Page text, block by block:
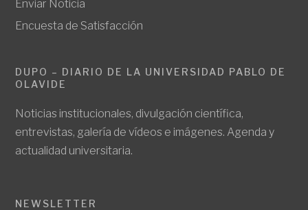
Enviar Noticia
Encuesta de Satisfacción
DUPO – DIARIO DE LA UNIVERSIDAD PABLO DE
OLAVIDE
Noticias institucionales, divulgación científica,
entrevistas, galería de vídeos e imágenes. Agenda y
actualidad universitaria.
NEWSLETTER